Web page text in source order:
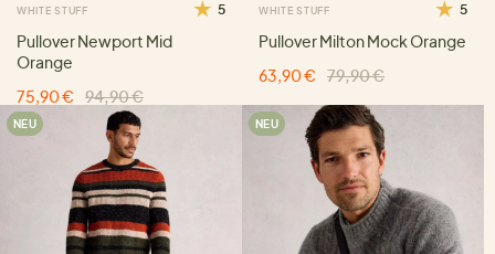
WHITE STUFF 5
Pullover Newport Mid
Orange
75,90 €
94,90 €
WHITE STUFF 5
Pullover Milton Mock Orange
63,90 €
79,90 €
NEU NEU